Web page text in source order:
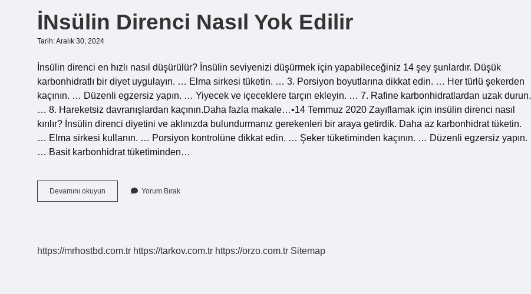
İNsülin Direnci Nasıl Yok Edilir
Tarih: Aralık 30, 2024
İnsülin direnci en hızlı nasıl düşürülür? İnsülin seviyenizi düşürmek için yapabileceğiniz 14 şey şunlardır. Düşük
karbonhidratlı bir diyet uygulayın. … Elma sirkesi tüketin. … 3. Porsiyon boyutlarına dikkat edin. … Her türlü şekerden
kaçının. … Düzenli egzersiz yapın. … Yiyecek ve içeceklere tarçın ekleyin. … 7. Rafine karbonhidratlardan uzak durun.
… 8. Hareketsiz davranışlardan kaçının.Daha fazla makale…•14 Temmuz 2020 Zayıflamak için insülin direnci nasıl
kırılır? İnsülin direnci diyetini ve aklınızda bulundurmanız gerekenleri bir araya getirdik. Daha az karbonhidrat tüketin.
… Elma sirkesi kullanın. … Porsiyon kontrolüne dikkat edin. … Şeker tüketiminden kaçının. … Düzenli egzersiz yapın.
… Basit karbonhidrat tüketiminden…
Devamını okuyun
Direnci
Yorum Bırak
https://mrhostbd.com.tr https://tarkov.com.tr https://orzo.com.tr Sitemap